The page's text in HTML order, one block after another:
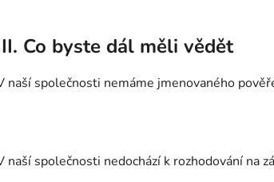
Co byste dál měli vědět
naší společnosti nemáme jmenovaného
naší společnosti nedochází k rozhodování na